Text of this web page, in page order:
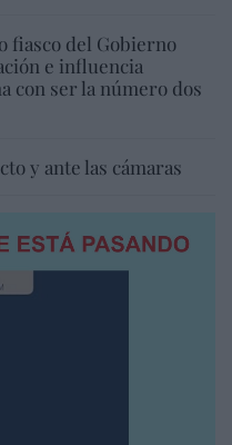
fiasco del Gobierno
e influencia
con ser la número dos
y ante las cámaras